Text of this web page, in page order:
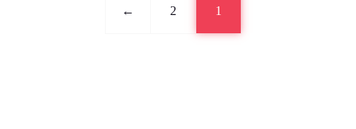
1
2
←